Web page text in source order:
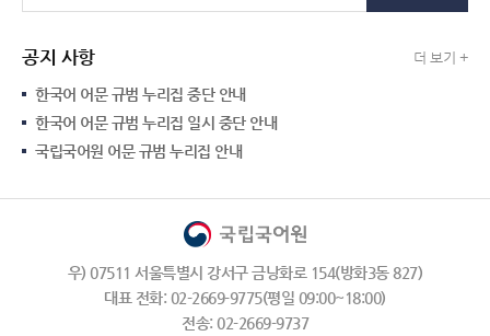
공지 사항 더 보기 +
한국어 어문 규범 누리집 중단 안내
한국어 어문 규범 누리집 일시 중단 안내
국립국어원 어문 규범 누리집 안내
우) 07511 서울특별시 강서구 금낭화로 154(방화3동 827)
대표 전화: 02-2669-9775(평일 09:00~18:00)
전송: 02-2669-9737